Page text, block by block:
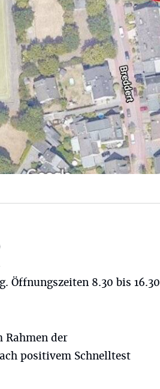
Öffnungszeiten 8.30 bis 16.30
Rahmen der
positivem Schnelltest